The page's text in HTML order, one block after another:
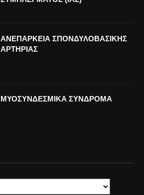
ΑΝΕΠΑΡΚΕΙΑ ΣΠΟΝΔΥΛΟΒΑΣΙΚΗΣ
ΑΡΤΗΡΙΑΣ
ΜΥΟΣΥΝΔΕΣΜΙΚΑ ΣΥΝΔΡΟΜΑ